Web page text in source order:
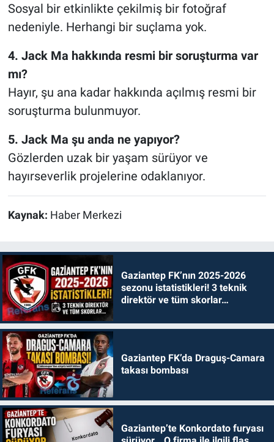
Sosyal bir etkinlikte çekilmiş bir fotoğraf
nedeniyle. Herhangi bir suçlama yok.
4. Jack Ma hakkında resmi bir soruşturma var
mı?
Hayır, şu ana kadar hakkında açılmış resmi bir
soruşturma bulunmuyor.
5. Jack Ma şu anda ne yapıyor?
Gözlerden uzak bir yaşam sürüyor ve
hayırseverlik projelerine odaklanıyor.
Kaynak: Haber Merkezi
Gaziantep FK’nın 2025-2026
sezonu istatistikleri! 3 teknik
direktör ve tüm skorlar…
Gaziantep FK’da Draguş-Camara
takası bombası
Gaziantep’te Konkordato furyası